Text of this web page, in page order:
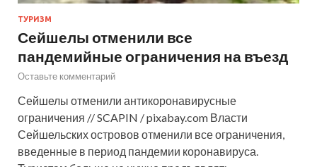
ТУРИЗМ
Сейшелы отменили все
пандемийные ограничения на въезд
Оставьте комментарий
Сейшелы отменили антикоронавирусные
ограничения // SCAPIN / pixabay.com Власти
Сейшельских островов отменили все ограничения,
введенные в период пандемии коронавируса.